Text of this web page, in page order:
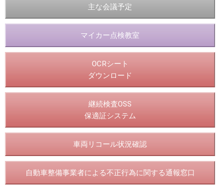
主な会議予定
マイカー点検教室
OCRシート
ダウンロード
継続検査OSS
保適証システム
車両リコール状況確認
自動車整備事業者による不正行為に関する通報窓口